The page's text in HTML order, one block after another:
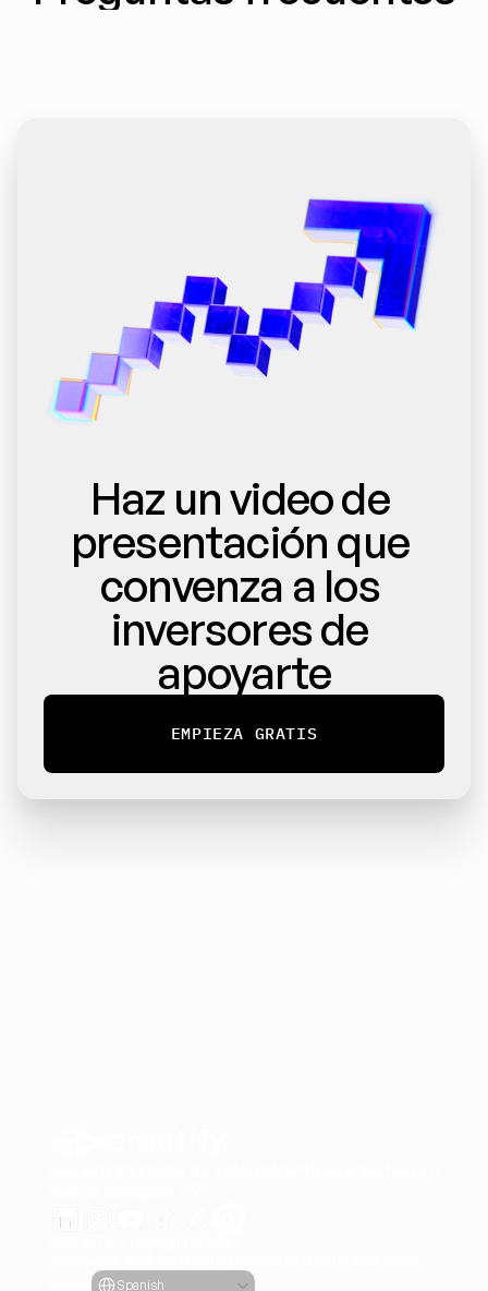
Haz un video de
presentación que
convenza a los
inversores de
apoyarte
EMPIEZA GRATIS
IdiomaSelect Language
Spanish